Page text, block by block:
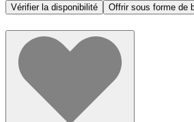
Vérifier la disponibilité Offrir sous forme de